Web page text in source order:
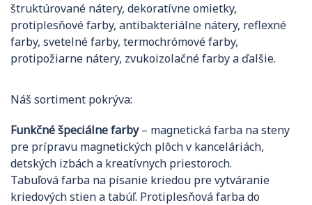
štruktúrované nátery, dekoratívne omietky,
protiplesňové farby, antibakteriálne nátery, reflexné
farby, svetelné farby, termochrómové farby,
protipožiarne nátery, zvukoizolačné farby a ďalšie.
Náš sortiment pokrýva:
Funkčné špeciálne farby– magnetická farba na steny
pre prípravu magnetických plôch v kanceláriách,
detských izbách a kreatívnych priestoroch.
Tabuľová farba na písanie kriedou pre vytváranie
kriedových stien a tabúľ. Protiplesňová farba do